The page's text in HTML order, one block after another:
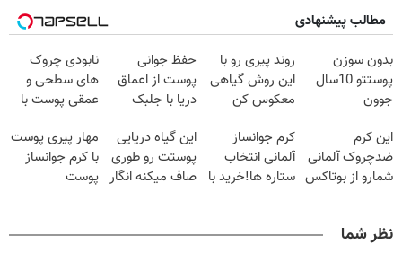
مطالب پیشنهادی
بدون سوزن
پوستتو 10سال
جوون
پاییزی
روند پیری رو با
این روش گیاهی
معکوس کن
حفظ جوانی
پوست از اعماق
دریا با جلبک
نابودی چروک
های سطحی و
عمقی پوست با
آلمانی(45%تخفیف)
این کرم
ضدچروک آلمانی
شمارو از بوتاکس
امشب)
کرم جوانساز
آلمانی انتخاب
ستاره ها!خرید با
این گیاه دریایی
پوستت رو طوری
صاف میکنه انگار
مهار پیری پوست
با کرم جوانساز
پوست
نظر شما